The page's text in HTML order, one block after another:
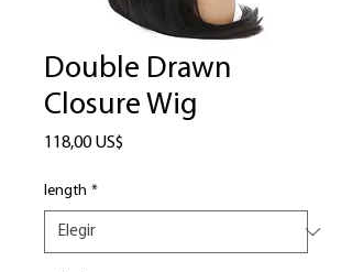
Double Drawn
Closure Wig
118,00 US$
length *